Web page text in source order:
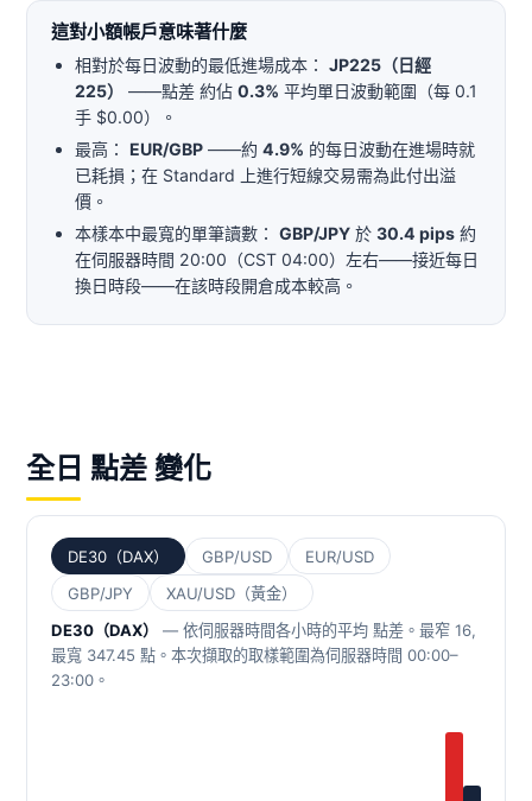
這對小額帳戶意味著什麼
相對於每日波動的最低進場成本： JP225（日經
225）
——點差 約佔 0.3% 平均單日波動範圍（每 0.1
手 $0.00）。
最高： EUR/GBP ——約 4.9% 的每日波動在進場時就
已耗損；在 Standard 上進行短線交易需為此付出溢
價。
本樣本中最寬的單筆讀數： GBP/JPY 於 30.4 pips 約
在伺服器時間 20:00（CST 04:00）左右——接近每日
換日時段——在該時段開倉成本較高。
全日 點差 變化
DE30（DAX） GBP/USD
EUR/USD
GBP/JPY
XAU/USD（黃金）
DE30（DAX）
— 依伺服器時間各小時的平均 點差。最窄 16,
最寬 347.45 點。本次擷取的取樣範圍為伺服器時間 00:00–
23:00。